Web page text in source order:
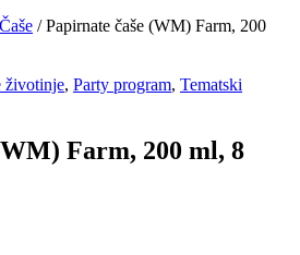
Čaše / Papirnate čaše (WM) Farm, 200
životinje, Party program, Tematski
Farm, 200 ml, 8